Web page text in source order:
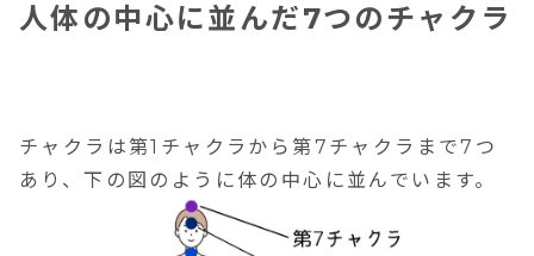
人体の中心に並んだ7つのチャクラ
チャクラは第1チャクラから第7チャクラまで7つ
あり、下の図のように体の中心に並んでいます。